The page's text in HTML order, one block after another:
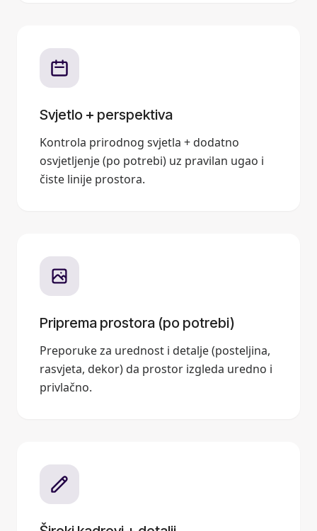
Svjetlo + perspektiva
Kontrola prirodnog svjetla + dodatno
osvjetljenje (po potrebi) uz pravilan ugao i
čiste linije prostora.
Priprema prostora (po potrebi)
Preporuke za urednost i detalje (posteljina,
rasvjeta, dekor) da prostor izgleda uredno i
privlačno.